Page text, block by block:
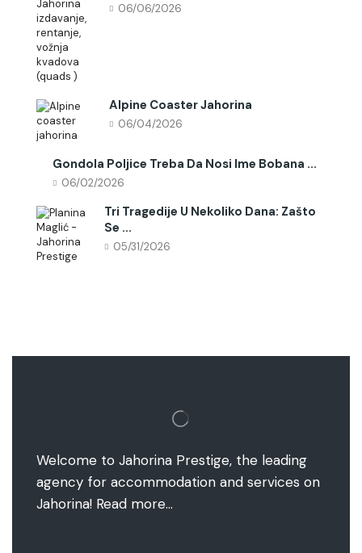
06/06/2026
Alpine Coaster Jahorina
06/04/2026
Gondola Poljice Treba Da Nosi Ime Bobana ...
06/02/2026
Tri Tragedije U Nekoliko Dana: Zašto
Se ...
05/31/2026
Welcome to Jahorina Prestige, the leading
agency for accommodation and services on
Jahorina! Read more…